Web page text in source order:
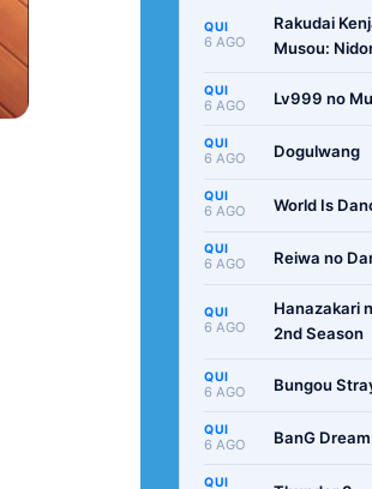
QUI
6 AGO
Rakudai
Musou:
Boukenroku
QUI
6 AGO Lv999 no
QUI
6 AGO Dogulwang
QUI
6 AGO World Is
QUI
6 AGO Reiwa no
QUI
6 AGO
Hanazakari
2nd Season
QUI
6 AGO Bungou
QUI
6 AGO BanG
QUI